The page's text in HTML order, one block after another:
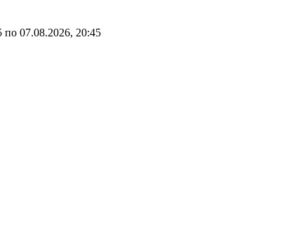
по 07.08.2026, 20:45